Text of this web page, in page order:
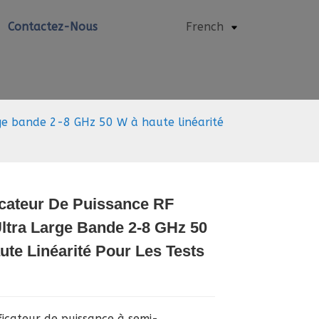
Contactez-Nous French
bande 2-8 GHz 50 W à haute linéarité
De Puissance RF
Large Bande 2-8 GHz 50
Linéarité Pour Les Tests